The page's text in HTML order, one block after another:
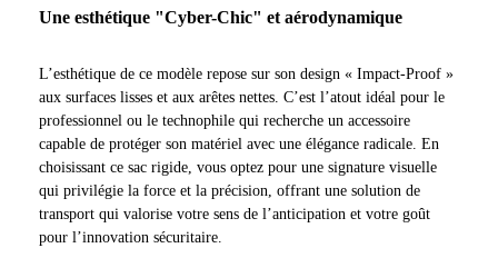
Une esthétique "Cyber-Chic" et aérodynamique
L’esthétique de ce modèle repose sur son design « Impact-Proof »
aux surfaces lisses et aux arêtes nettes. C’est l’atout idéal pour le
professionnel ou le technophile qui recherche un accessoire
capable de protéger son matériel avec une élégance radicale. En
choisissant ce sac rigide, vous optez pour une signature visuelle
qui privilégie la force et la précision, offrant une solution de
transport qui valorise votre sens de l’anticipation et votre goût
pour l’innovation sécuritaire.